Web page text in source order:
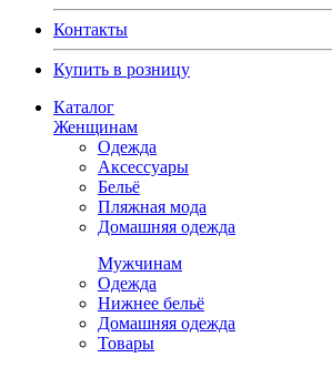
Контакты
Купить в розницу
Каталог
Женщинам
Одежда
Аксессуары
Бельё
Пляжная мода
Домашняя одежда
Мужчинам
Одежда
Нижнее бельё
Домашняя одежда
Товары